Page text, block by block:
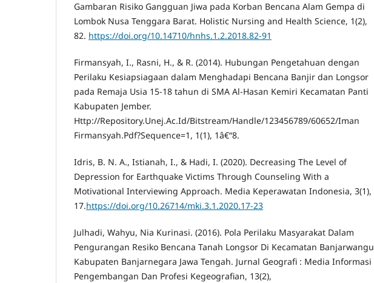
Gambaran Risiko Gangguan Jiwa pada Korban Bencana Alam Gempa di
Lombok Nusa Tenggara Barat. Holistic Nursing and Health Science, 1(2),
82. https://doi.org/10.14710/hnhs.1.2.2018.82-91
Firmansyah, I., Rasni, H., & R. (2014). Hubungan Pengetahuan dengan
Perilaku Kesiapsiagaan dalam Menghadapi Bencana Banjir dan Longsor
pada Remaja Usia 15-18 tahun di SMA Al-Hasan Kemiri Kecamatan Panti
Kabupaten Jember.
Http://Repository.Unej.Ac.Id/Bitstream/Handle/123456789/60652/Iman
Firmansyah.Pdf?Sequence=1, 1(1), 1â€“8.
Idris, B. N. A., Istianah, I., & Hadi, I. (2020). Decreasing The Level of
Depression for Earthquake Victims Through Counseling With a
Motivational Interviewing Approach. Media Keperawatan Indonesia, 3(1),
17.https://doi.org/10.26714/mki.3.1.2020.17-23
Julhadi, Wahyu, Nia Kurinasi. (2016). Pola Perilaku Masyarakat Dalam
Pengurangan Resiko Bencana Tanah Longsor Di Kecamatan Banjarwangu
Kabupaten Banjarnegara Jawa Tengah. Jurnal Geografi : Media Informasi
Pengembangan Dan Profesi Kegeografian, 13(2),